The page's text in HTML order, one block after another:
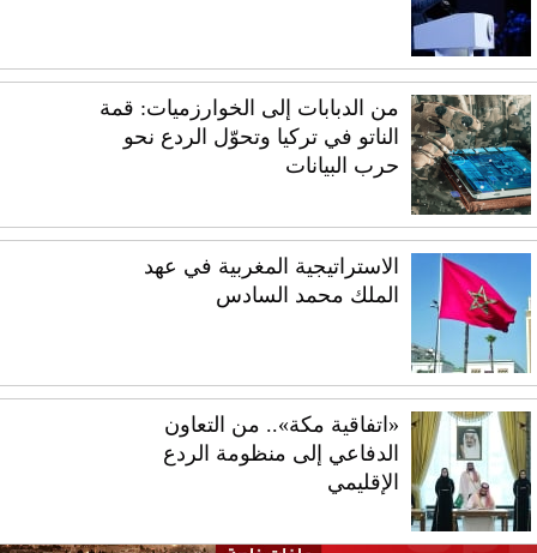
من الدبابات إلى الخوارزميات: قمة
الناتو في تركيا وتحوّل الردع نحو
حرب البيانات
الاستراتيجية المغربية في عهد
الملك محمد السادس
«اتفاقية مكة».. من التعاون
الدفاعي إلى منظومة الردع
الإقليمي